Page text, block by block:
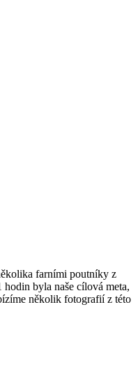
farními poutníky z
byla naše cílová meta,
několik fotografií z této